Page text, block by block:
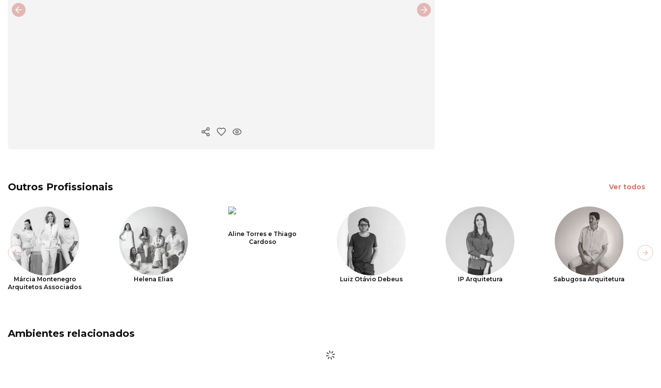
Copiar link
Previous slide Next slide
Outros Profissionais Ver todos
Márcia Montenegro
Arquitetos Associados
Helena Elias
Aline Torres e Thiago
Cardoso
Luiz Otávio Debeus IP Arquitetura Sabugosa Arquitetura
Previous slide
Ambientes relacionados